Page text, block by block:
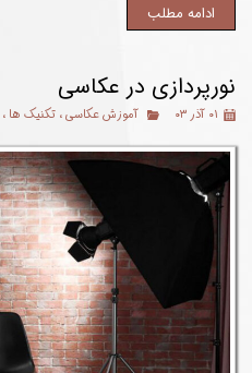
ادامه مطلب
نورپردازی در عکاسی
۰۱ آذر ۰۳ آموزش عکاسی، تکنیک ها ،